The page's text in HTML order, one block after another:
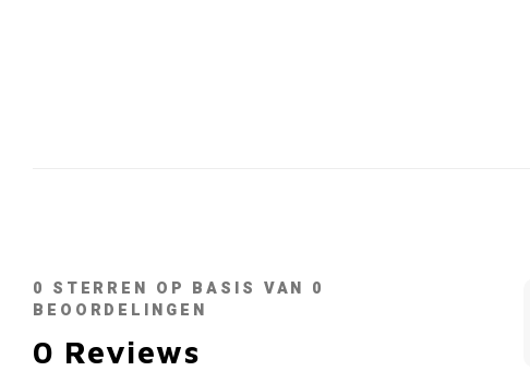
0 STERREN OP BASIS VAN 0
BEOORDELINGEN
0 Reviews